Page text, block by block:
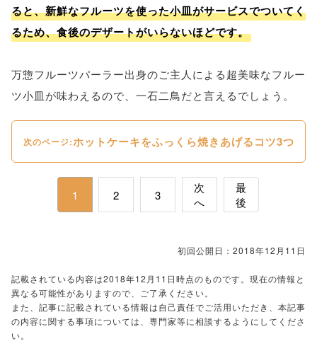
ると、新鮮なフルーツを使った小皿がサービスでついてく
るため、食後のデザートがいらないほどです。
万惣フルーツパーラー出身のご主人による超美味なフルー
ツ小皿が味わえるので、一石二鳥だと言えるでしょう。
次のページ:ホットケーキをふっくら焼きあげるコツ3つ
1 2 3
次
へ
最
後
初回公開日：2018年12月11日
記載されている内容は2018年12月11日時点のものです。現在の情報と
異なる可能性がありますので、ご了承ください。
また、記事に記載されている情報は自己責任でご活用いただき、本記事
の内容に関する事項については、専門家等に相談するようにしてくださ
い。